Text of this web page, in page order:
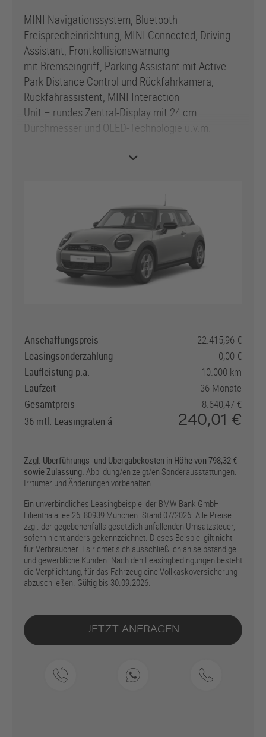
MINI Navigationssystem, Bluetooth
Freisprecheinrichtung, MINI Connected, Driving
Assistant, Frontkollisionswarnung
mit Bremseingriff, Parking Assistant mit Active
Park Distance Control und Rückfahrkamera,
Rückfahrassistent, MINI Interaction
Unit – rundes Zentral-Display mit 24 cm
Durchmesser und OLED-Technologie u.v.m.
Anschaffungspreis
22.415,96
Leasingsonderzahlung
0,00
Laufleistung p.a.
10.000 km
Laufzeit
36 Monate
Gesamtpreis
8.640,47
36 mtl. Leasingraten
240,01
Zzgl. Überführungs- und Übergabekosten in Höhe von 798,32
sowie Zulassung. Abbildung/en zeigt/en Sonderausstattungen.
Irrtümer und Änderungen vorbehalten.
Ein unverbindliches Leasingbeispiel der BMW Bank GmbH,
Lilienthalallee 26, 80939 München. Stand 07/2026. Alle Preise
zzgl. der gegebenenfalls gesetzlich anfallenden Umsatzsteuer,
sofern nicht anders gekennzeichnet. Dieses Beispiel gilt nicht
für Verbraucher. Es richtet sich ausschließlich an selbständige
und gewerbliche Kunden. Nach den Leasingbedingungen besteht
die Verpflichtung, für das Fahrzeug eine Vollkaskoversicherung
abzuschließen. Gültig bis 30.09.2026.
JETZT ANFRAGEN